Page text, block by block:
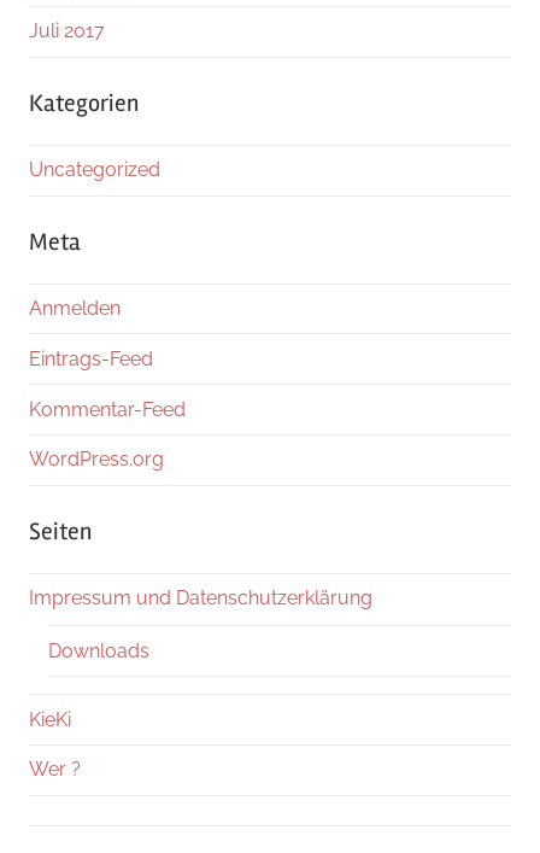
Juli 2017
Kategorien
Uncategorized
Meta
Anmelden
Eintrags-Feed
Kommentar-Feed
WordPress.org
Seiten
Impressum und Datenschutzerklärung
Downloads
KieKi
Wer ?